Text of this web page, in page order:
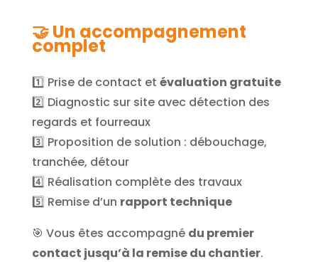
🤝 Un accompagnement
complet
1️⃣ Prise de contact et évaluation gratuite
2️⃣ Diagnostic sur site avec détection des
regards et fourreaux
3️⃣ Proposition de solution : débouchage,
tranchée, détour
4️⃣ Réalisation complète des travaux
5️⃣ Remise d’un rapport technique
🎯 Vous êtes accompagné du premier
contact jusqu’à la remise du chantier.